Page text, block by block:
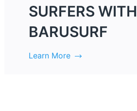
SURFERS WITH
BARUSURF
Learn More